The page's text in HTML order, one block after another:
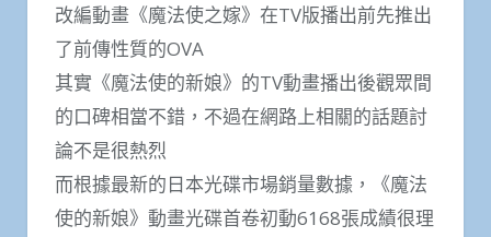
改編動畫《魔法使之嫁》在TV版播出前先推出
了前傳性質的OVA
其實《魔法使的新娘》的TV動畫播出後觀眾間
的口碑相當不錯，不過在網路上相關的話題討
論不是很熱烈
而根據最新的日本光碟市場銷量數據，《魔法
使的新娘》動畫光碟首卷初動6168張成績很理